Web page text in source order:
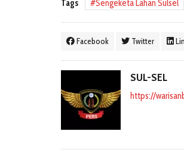
Tags Sengeketa Lahan Sulsel
Facebook Twitter
SUL-SEL
https://